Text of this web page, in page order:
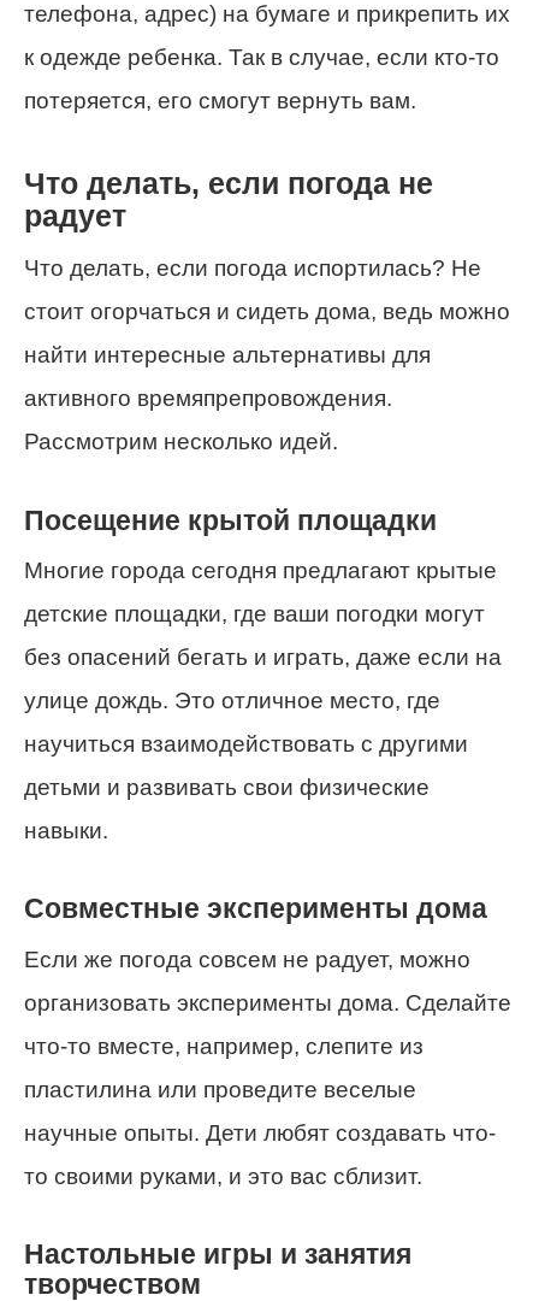
телефона, адрес) на бумаге и прикрепить их
к одежде ребенка. Так в случае, если кто-то
потеряется, его смогут вернуть вам.
Что делать, если погода не
радует
Что делать, если погода испортилась? Не
стоит огорчаться и сидеть дома, ведь можно
найти интересные альтернативы для
активного времяпрепровождения.
Рассмотрим несколько идей.
Посещение крытой площадки
Многие города сегодня предлагают крытые
детские площадки, где ваши погодки могут
без опасений бегать и играть, даже если на
улице дождь. Это отличное место, где
научиться взаимодействовать с другими
детьми и развивать свои физические
навыки.
Совместные эксперименты дома
Если же погода совсем не радует, можно
организовать эксперименты дома. Сделайте
что-то вместе, например, слепите из
пластилина или проведите веселые
научные опыты. Дети любят создавать что-
то своими руками, и это вас сблизит.
Настольные игры и занятия
творчеством